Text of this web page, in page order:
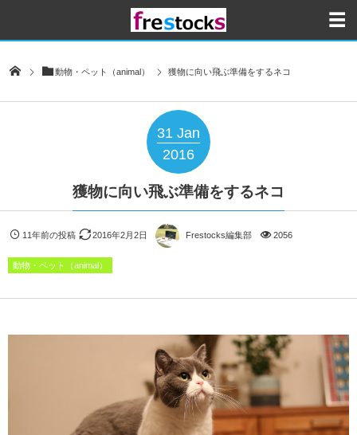
動物・ペット（animal） 獲物に向い飛ぶ準備をするネコ
31 Jan
2016
獲物に向い飛ぶ準備をするネコ
11年前の投稿 2016年2月2日 Frestocks編集部 2056
動物・ペット（animal）